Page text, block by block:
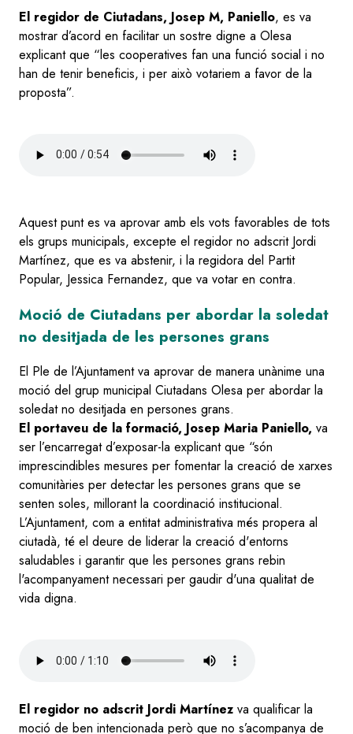
El regidor de Ciutadans, Josep M, Paniello, es va
mostrar d’acord en facilitar un sostre digne a Olesa
explicant que “les cooperatives fan una funció social i no
han de tenir beneficis, i per això votariem a favor de la
proposta”.
Aquest punt es va aprovar amb els vots favorables de tots
els grups municipals, excepte el regidor no adscrit Jordi
Martínez, que es va abstenir, i la regidora del Partit
Popular, Jessica Fernandez, que va votar en contra.
Moció de Ciutadans per abordar la soledat
no desitjada de les persones grans
El Ple de l’Ajuntament va aprovar de manera unànime una
moció del grup municipal Ciutadans Olesa per abordar la
soledat no desitjada en persones grans.
El portaveu de la formació, Josep Maria Paniello, va
ser l’encarregat d’exposar-la explicant que “són
imprescindibles mesures per fomentar la creació de xarxes
comunitàries per detectar les persones grans que se
senten soles, millorant la coordinació institucional.
L’Ajuntament, com a entitat administrativa més propera al
ciutadà, té el deure de liderar la creació d'entorns
saludables i garantir que les persones grans rebin
l'acompanyament necessari per gaudir d'una qualitat de
vida digna.
El regidor no adscrit Jordi Martínez va qualificar la
moció de ben intencionada però que no s’acompanya de